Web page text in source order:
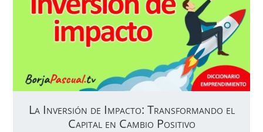
La Inversión de Impacto: Transformando el
Capital en Cambio Positivo